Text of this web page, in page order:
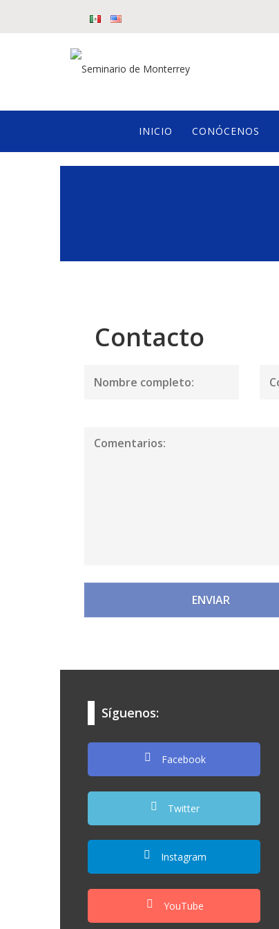
INICIO CONÓCENOS
Contacto
Síguenos:
Facebook
Twitter
Instagram
YouTube